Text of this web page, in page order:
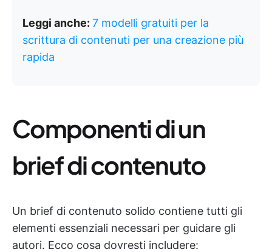
Leggi anche: 7 modelli gratuiti per la
scrittura di contenuti per una creazione più
rapida
Componenti di un
brief di contenuto
Un brief di contenuto solido contiene tutti gli
elementi essenziali necessari per guidare gli
autori. Ecco cosa dovresti includere: